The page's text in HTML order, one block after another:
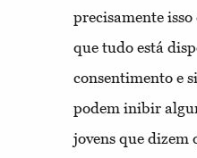
precisamente
que tudo está
consentimento e
podem inibir
jovens que dizem